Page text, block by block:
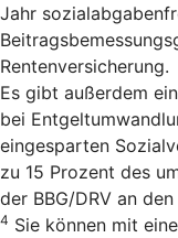
Jahr
Rentenversicherung.
Es gibt außerdem
bei
eingesparten
zu 15 Prozent des
der BBG/DRV an
4 Sie können mit